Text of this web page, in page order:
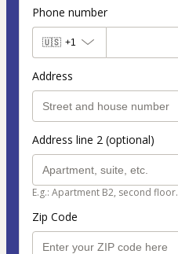
Phone number
🇺🇸 +1
Address
Address line 2 (optional)
E.g.: Apartment B2, second floor.
Zip Code